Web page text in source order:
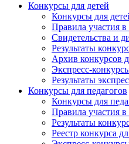
Конкурсы для детей
Конкурсы для
Правила участия в
Свидетельства и
Результаты
Архив конкурсов
Экспресс-
Результаты
Конкурсы для педагогов
Конкурсы для
Правила участия в
Результаты
Реестр конкурса